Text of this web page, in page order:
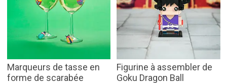
Marqueurs de tasse en
forme de scarabée
Figurine à assembler de
Goku Dragon Ball